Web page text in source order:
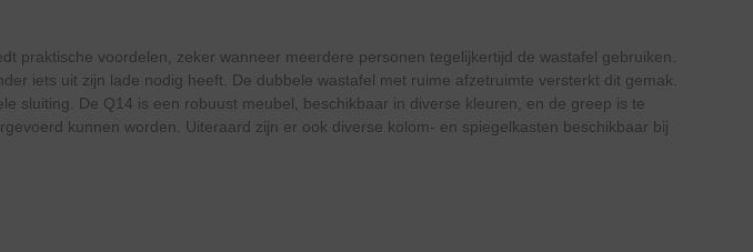
praktische voordelen, zeker wanneer meerdere personen tegelijkertijd de wastafel gebruiken.
iets uit zijn lade nodig heeft. De dubbele wastafel met ruime afzetruimte versterkt dit gemak.
sluiting. De Q14 is een robuust meubel, beschikbaar in diverse kleuren, en de greep is te
kunnen worden. Uiteraard zijn er ook diverse kolom- en spiegelkasten beschikbaar bij